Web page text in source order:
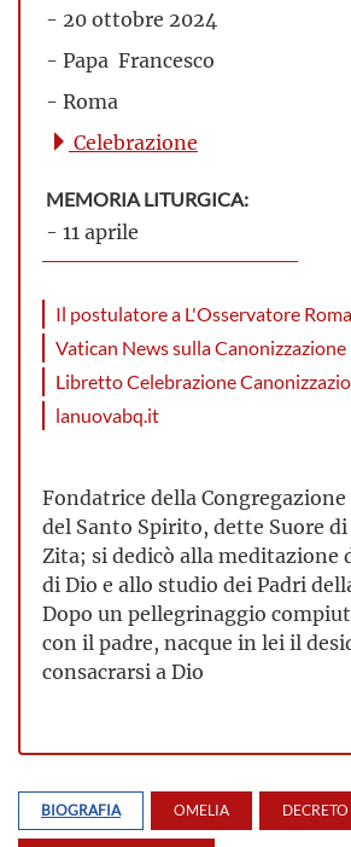
- 20 ottobre 2024
- Papa Francesco
- Roma
Celebrazione
MEMORIA LITURGICA:
- 11 aprile
Il postulatore a L'Osservatore
Vatican News sulla Canonizzazione
Libretto Celebrazione
lanuovabq.it
Fondatrice della Congregazione
del Santo Spirito, dette Suore di
Zita; si dedicò alla meditazione
di Dio e allo studio dei Padri
Dopo un pellegrinaggio
con il padre, nacque in lei il
consacrarsi a Dio
BIOGRAFIA OMELIA